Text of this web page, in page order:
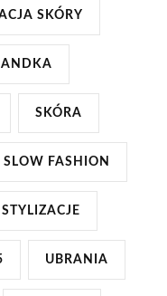
SKÓRY
SKÓRA
SLOW FASHION
STYLIZACJE
UBRANIA